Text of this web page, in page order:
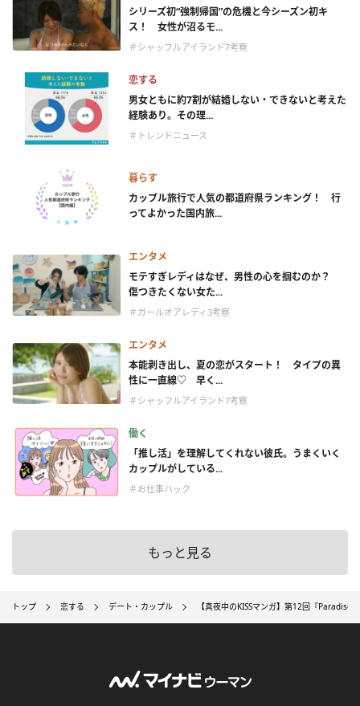
シリーズ初“強制帰国”の危機と今シーズン初キ
ス！ 女性が沼るモ...
＃シャッフルアイランド7考察
恋する
男女ともに約7割が結婚しない・できないと考えた
経験あり。その理...
＃トレンドニュース
暮らす
カップル旅行で人気の都道府県ランキング！ 行
ってよかった国内旅...
エンタメ
モテすぎレディはなぜ、男性の心を掴むのか？
傷つきたくない女た...
＃ガールオアレディ3考察
エンタメ
本能剥き出し、夏の恋がスタート！ タイプの異
性に一直線♡ 早く...
＃シャッフルアイランド7考察
働く
「推し活」を理解してくれない彼氏。うまくいく
カップルがしている...
＃お仕事ハック
もっと見る
トップ 恋する デート・カップル 【真夜中のKISSマンガ】第12回『Paradise